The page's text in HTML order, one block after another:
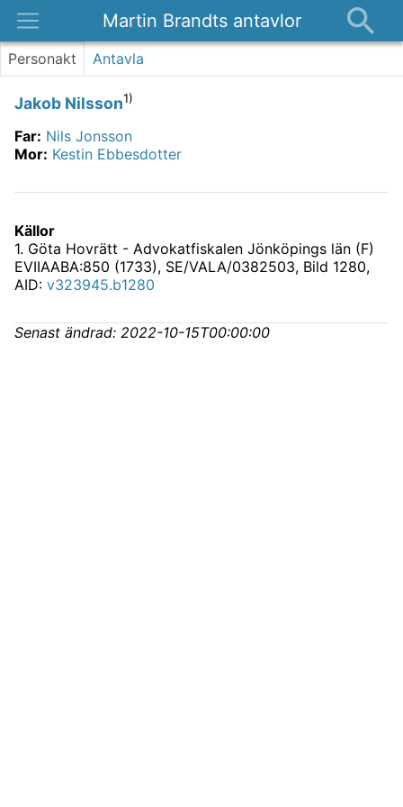
Martin Brandts antavlor
Platser
Om
Kontakt
Personakt Antavla
Jakob Nilsson1)
Far: Nils Jonsson
Mor: Kestin Ebbesdotter
Källor
1. Göta Hovrätt - Advokatfiskalen Jönköpings län (F)
EVIIAABA:850 (1733), SE/VALA/0382503, Bild 1280,
AID: v323945.b1280
Senast ändrad: 2022-10-15T00:00:00